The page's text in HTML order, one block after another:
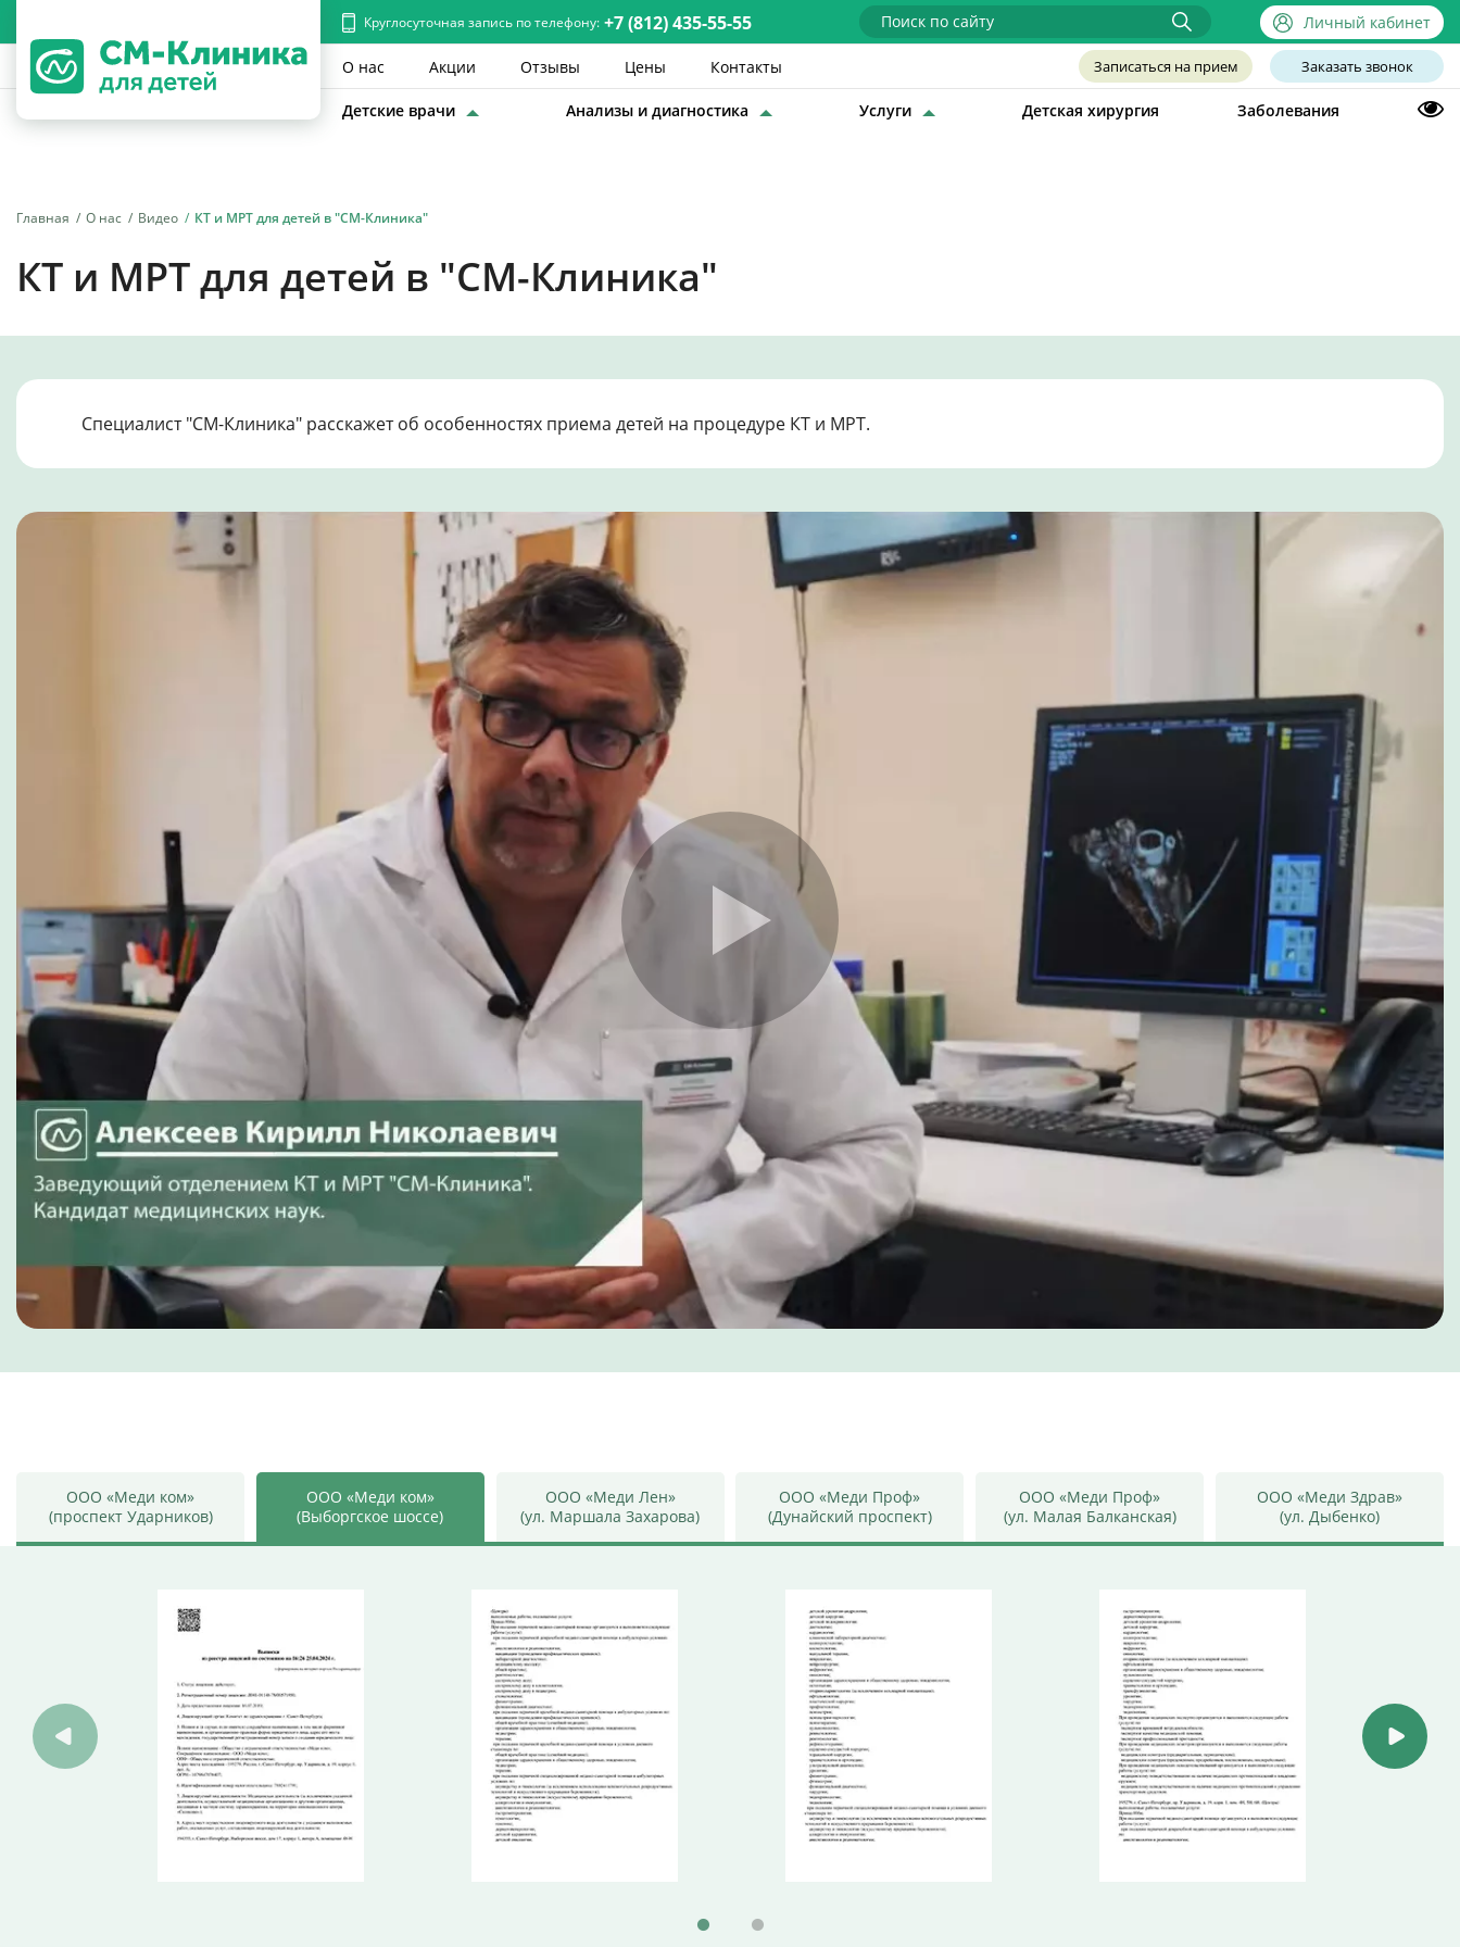
Круглосуточная запись по телефону: +7 (812) 435-55-55 Личный кабинет
О нас Акции Отзывы Цены Контакты Записаться на прием Заказать звонок
Детские врачи Анализы и диагностика Услуги Детская хирургия Заболевания
Главная О нас Видео КТ и МРТ для детей в "СМ-Клиника"
КТ и МРТ для детей в "СМ-Клиника"
Специалист "СМ-Клиника" расскажет об особенностях приема детей на процедуре КТ и МРТ.
ООО «Меди ком»
(проспект Ударников)
ООО «Меди ком»
(Выборгское шоссе)
ООО «Меди Лен»
(ул. Маршала Захарова)
ООО «Меди Проф»
(Дунайский проспект)
ООО «Меди Проф»
(ул. Малая Балканская)
ООО «Меди Здрав»
(ул. Дыбенко)
Детская хирургия
Заболевания
О нас
Акции
Отзывы
Цены
Контакты
Личный кабинет
+7 (812) 435-55-55
Записаться на приём